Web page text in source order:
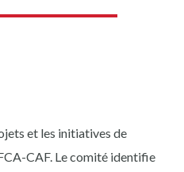
et les initiatives de
CAF. Le comité identifie